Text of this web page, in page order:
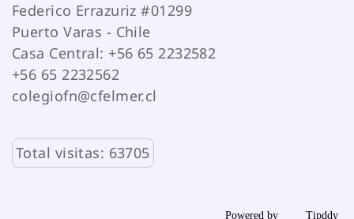
Federico Errazuriz #01299
Puerto Varas - Chile
Casa Central: +56 65 2232582
+56 65 2232562
colegiofn@cfelmer.cl
Total visitas: 63705
Powered by Tipddy